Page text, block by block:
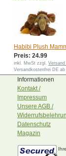
Habibi Plush
Preis: 24.99
inkl. MwSt zzgl.
Versandkostenfrei DE ab
Informationen
Kontakt /
Impressum
Unsere AGB /
Datenschutz
Magazin
Ihre